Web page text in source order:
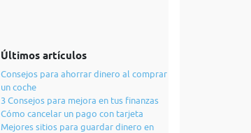
Últimos artículos
Consejos para ahorrar dinero al comprar
un coche
3 Consejos para mejora en tus finanzas
Cómo cancelar un pago con tarjeta
Mejores sitios para guardar dinero en